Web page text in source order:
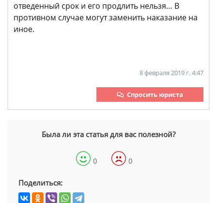
отведенный срок и его продлить нельзя… В
противном случае могут заменить наказание на
иное.
8 февраля 2019 г. 4:47
Спросить юриста
Была ли эта статья для вас полезной?
0 0
Поделиться: